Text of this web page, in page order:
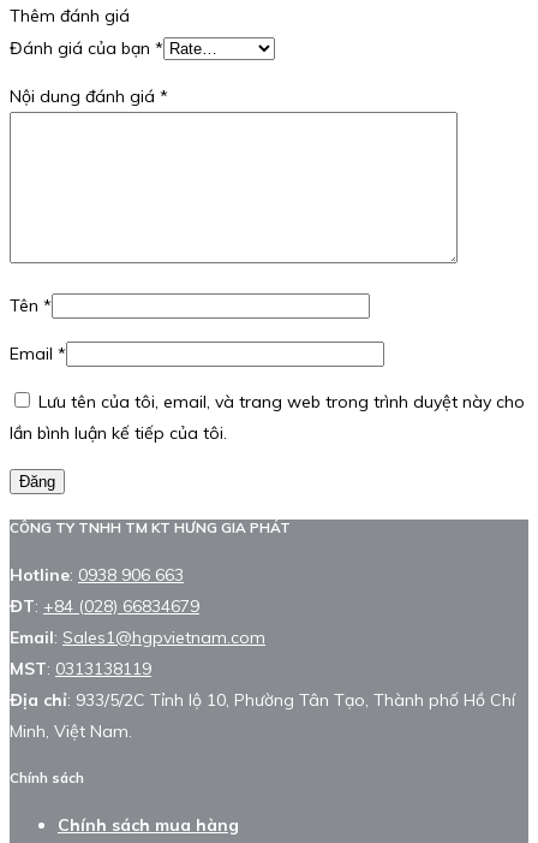
Thêm đánh giá
Đánh giá của bạn *
Nội dung đánh giá *
Tên *
Email *
Lưu tên của tôi, email, và trang web trong trình duyệt này cho
lần bình luận kế tiếp của tôi.
Đăng
CÔNG TY TNHH TM KT HƯNG GIA PHÁT
Hotline: 0938 906 663
ĐT: +84 (028) 66834679
Email: Sales1@hgpvietnam.com
MST: 0313138119
Địa chỉ: 933/5/2C Tỉnh lộ 10, Phường Tân Tạo, Thành phố Hồ Chí
Minh, Việt Nam.
Chính sách
Chính sách mua hàng